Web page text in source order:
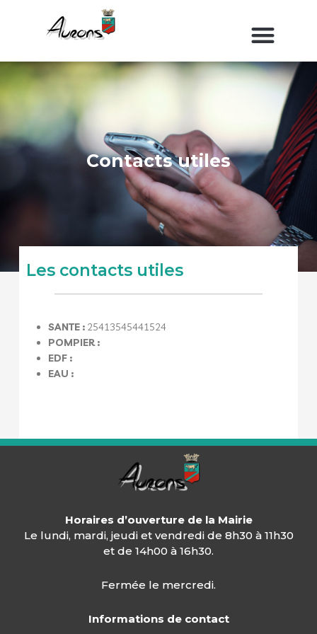
Contacts utiles
Les contacts utiles
SANTE : 25413545441524
POMPIER :
EDF :
EAU :
Horaires d’ouverture de la Mairie
Le lundi, mardi, jeudi et vendredi de 8h30 à 11h30
et de 14h00 à 16h30.
Fermée le mercredi.
Informations de contact